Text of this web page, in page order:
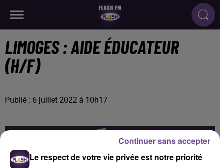
LIMOGES : AIDE ÉDUCATEUR
(H/F)
Publié : 6 juillet 2022 à 10h17
Le respect de votre vie privée est notre priorité
Continuer sans accepter